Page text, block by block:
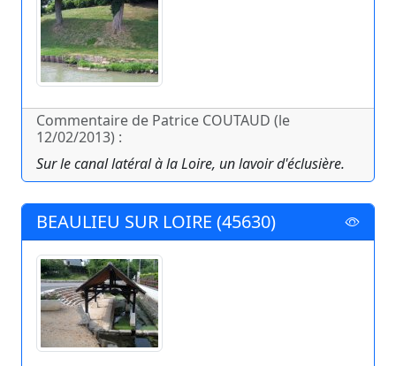
Commentaire de Patrice COUTAUD (le
12/02/2013) :
Sur le canal latéral à la Loire, un lavoir d'éclusière.
BEAULIEU SUR LOIRE (45630)